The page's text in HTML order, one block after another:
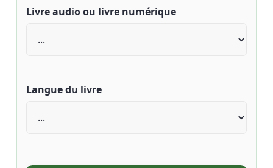
Livre audio ou livre numérique
Langue du livre